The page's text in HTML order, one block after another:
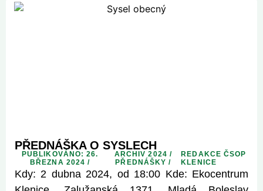
PŘEDNÁŠKA O SYSLECH
PUBLIKOVÁNO: 26.
BŘEZNA 2024 /
ARCHIV 2024 /
PŘEDNÁŠKY /
REDAKCE ČSOP
KLENICE
Kdy: 2 dubna 2024, od 18:00 Kde: Ekocentrum